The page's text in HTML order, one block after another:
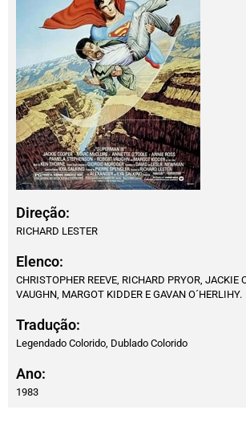
Direção:
RICHARD LESTER
Elenco:
CHRISTOPHER REEVE, RICHARD PRYOR, JACKIE
VAUGHN, MARGOT KIDDER E GAVAN O´HERLIHY.
Tradução:
Legendado Colorido, Dublado Colorido
Ano:
1983